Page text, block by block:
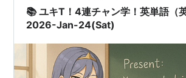
ったな」 と感じるこ…
📚 ユキT！4連チャン学！英単語（英
2026-Jan-24(Sat)